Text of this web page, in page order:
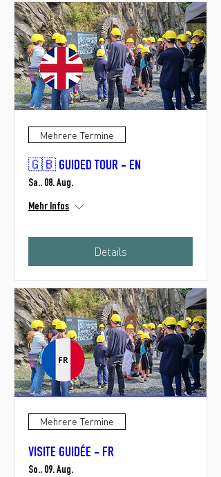
Mehrere Termine
🇬🇧 GUIDED TOUR - EN
Sa., 08. Aug.
Mehr Infos
Details
Mehrere Termine
VISITE GUIDÉE - FR
So., 09. Aug.